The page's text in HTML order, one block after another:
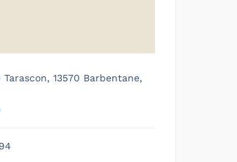
Tarascon, 13570 Barbentane,